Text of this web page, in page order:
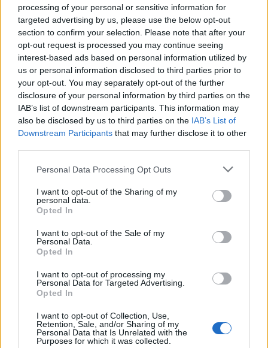
processing of your personal or sensitive information for
targeted advertising by us, please use the below opt-out
section to confirm your selection. Please note that after your
opt-out request is processed you may continue seeing
interest-based ads based on personal information utilized by
us or personal information disclosed to third parties prior to
your opt-out. You may separately opt-out of the further
disclosure of your personal information by third parties on the
IAB’s list of downstream participants. This information may
also be disclosed by us to third parties on the IAB’s List of
Downstream Participants that may further disclose it to other
Personal Data Processing Opt Outs
I want to opt-out of the Sharing of my
personal data.
Opted In
I want to opt-out of the Sale of my
Personal Data.
Opted In
I want to opt-out of processing my
Personal Data for Targeted Advertising.
Opted In
I want to opt-out of Collection, Use,
Retention, Sale, and/or Sharing of my
Personal Data that Is Unrelated with the
Purposes for which it was collected.
τόσο στην πρόληψη και την καταστολή της
εγκληματικότητας, όσο και στην εμπέδωση του
αισθήματος ασφάλειας των πολιτών, ενώ θα
συνεχιστούν με αμείωτη ένταση και ενδιαφέρον, σε
όλες τις περιοχές της Περιφέρειας Πελοποννήσου.
Διάβασε σχετικά
"Αν αγαπάς την οικογένειά σου, προσοχή στο
δρόμο!"